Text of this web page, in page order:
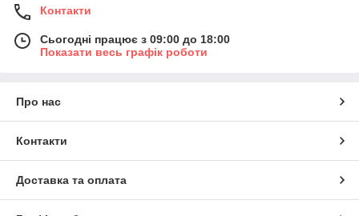
Контакти
Сьогодні працює з 09:00 до 18:00
Показати весь графік роботи
Про нас
Контакти
Доставка та оплата